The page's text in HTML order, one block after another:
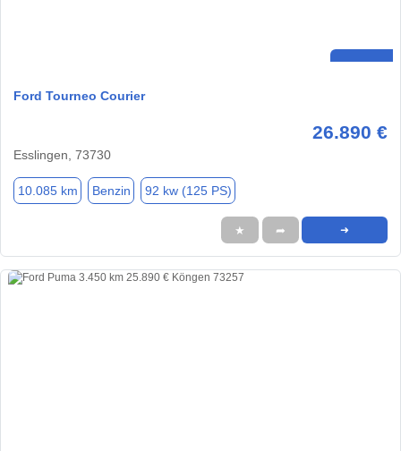
Ford Tourneo Courier
26.890 €
Esslingen, 73730
10.085 km Benzin 92 kw (125 PS)
★ ➦ ➜